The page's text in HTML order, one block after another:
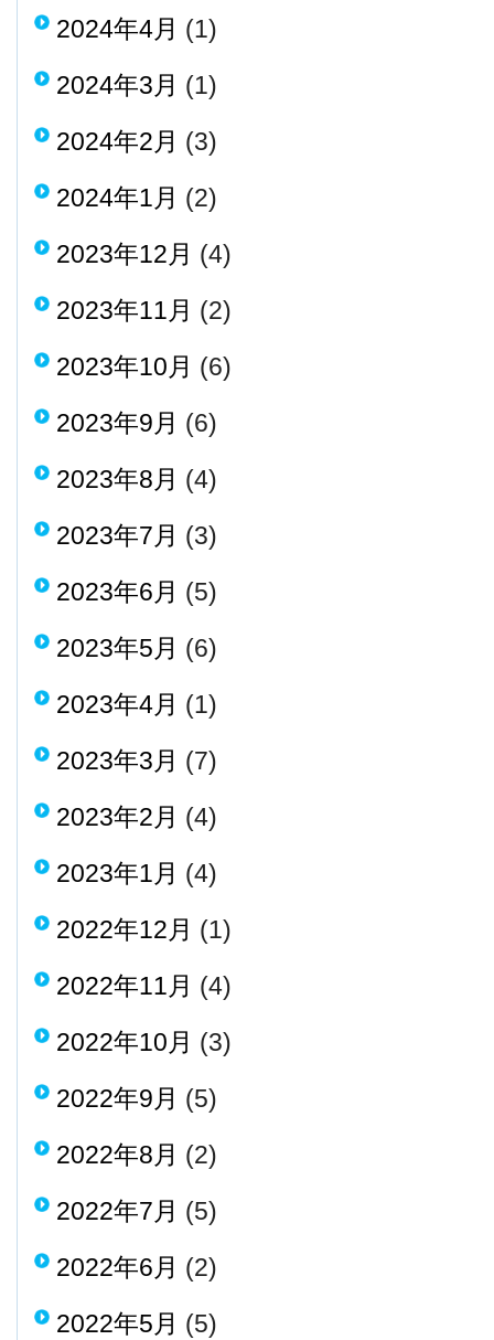
2024年4月 (1)
2024年3月 (1)
2024年2月 (3)
2024年1月 (2)
2023年12月 (4)
2023年11月 (2)
2023年10月 (6)
2023年9月 (6)
2023年8月 (4)
2023年7月 (3)
2023年6月 (5)
2023年5月 (6)
2023年4月 (1)
2023年3月 (7)
2023年2月 (4)
2023年1月 (4)
2022年12月 (1)
2022年11月 (4)
2022年10月 (3)
2022年9月 (5)
2022年8月 (2)
2022年7月 (5)
2022年6月 (2)
2022年5月 (5)